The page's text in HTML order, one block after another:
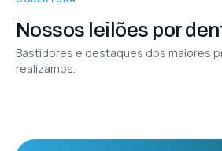
Nossos leilões por
Bastidores e destaques dos maiores
realizamos.
Nossos leilões por
dentro